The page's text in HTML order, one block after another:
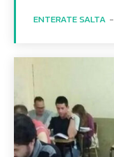
ENTERATE SALTA -